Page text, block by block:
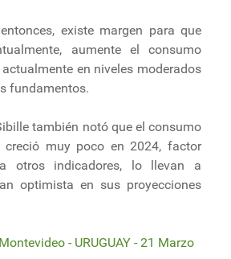
existe margen para que
aumente el consumo
en niveles moderados
fundamentos.
también notó que el consumo
creció muy poco en 2024, factor
otros indicadores, lo llevan a
optimista en sus proyecciones
- URUGUAY - 21 Marzo